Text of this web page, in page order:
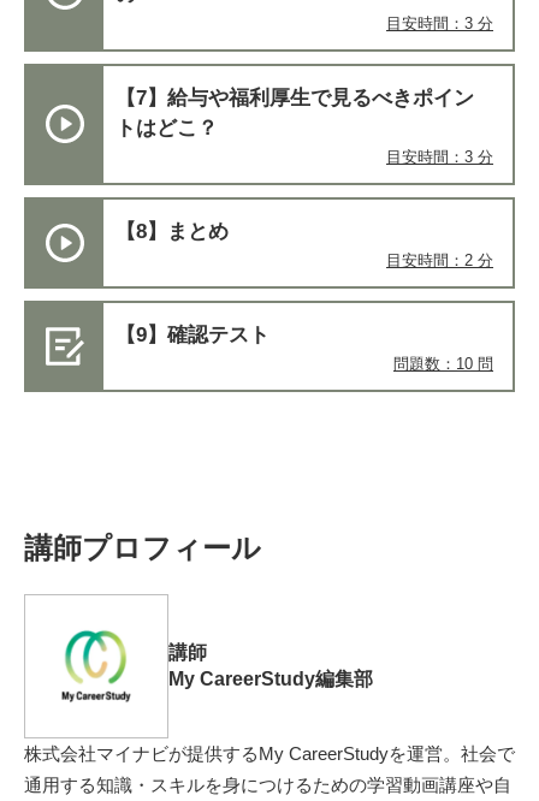
目安時間：3 分
【7】給与や福利厚生で見るべきポイン
トはどこ？
目安時間：3 分
【8】まとめ
目安時間：2 分
【9】確認テスト
問題数：10 問
講師プロフィール
講師
My CareerStudy編集部
株式会社マイナビが提供するMy CareerStudyを運営。社会で
通用する知識・スキルを身につけるための学習動画講座や自